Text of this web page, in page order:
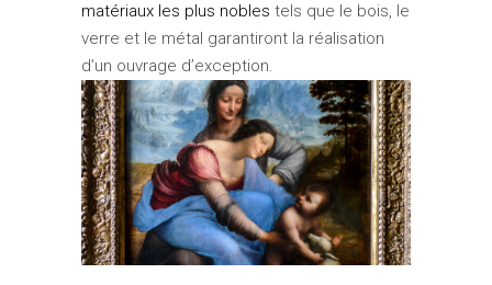
matériaux les plus nobles tels que le bois, le
verre et le métal garantiront la réalisation
d’un ouvrage d’exception.